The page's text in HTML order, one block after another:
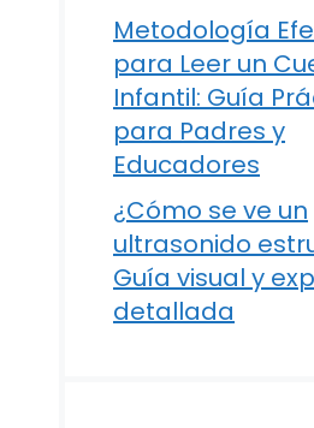
Metodología
para Leer un
Infantil: Guía
para Padres y
Educadores
¿Cómo se ve un
ultrasonido
Guía visual y
detallada